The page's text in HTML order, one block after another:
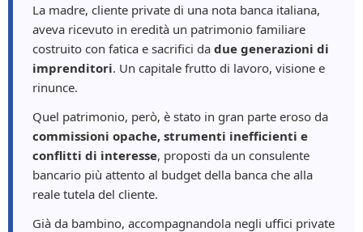
La madre, cliente private di una nota banca italiana,
aveva ricevuto in eredità un patrimonio familiare
costruito con fatica e sacrifici da due generazioni di
imprenditori. Un capitale frutto di lavoro, visione e
rinunce.
Quel patrimonio, però, è stato in gran parte eroso da
commissioni opache, strumenti inefficienti e
conflitti di interesse, proposti da un consulente
bancario più attento al budget della banca che alla
reale tutela del cliente.
Già da bambino, accompagnandola negli uffici private